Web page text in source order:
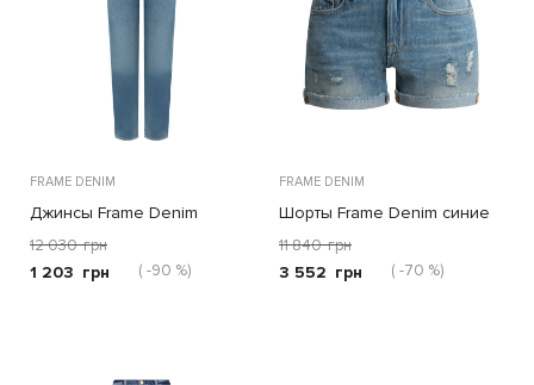
FRAME DENIM
Джинсы Frame Denim
голубые
12 030 грн
1 203 грн ( -90 %)
FRAME DENIM
Шорты Frame Denim синие
11 840 грн
3 552 грн ( -70 %)